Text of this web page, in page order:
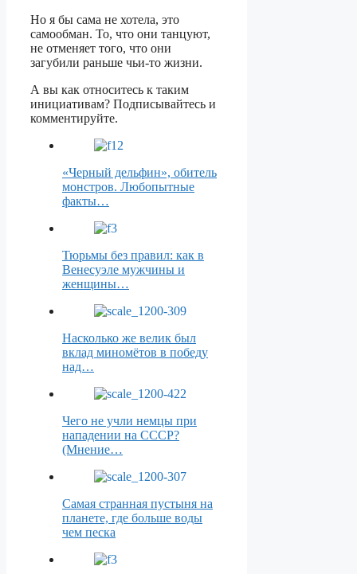
Но я бы сама не хотела, это
самообман. То, что они танцуют,
не отменяет того, что они
загубили раньше чьи-то жизни.
А вы как относитесь к таким
инициативам? Подписывайтесь и
комментируйте.
«Черный дельфин», обитель
монстров. Любопытные
факты…
Тюрьмы без правил: как в
Венесуэле мужчины и
женщины…
Насколько же велик был
вклад миномётов в победу
над…
Чего не учли немцы при
нападении на СССР?
(Мнение…
Самая странная пустыня на
планете, где больше воды
чем песка